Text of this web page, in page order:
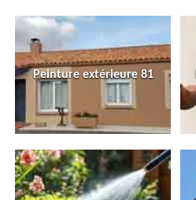
Peinture extérieure 81